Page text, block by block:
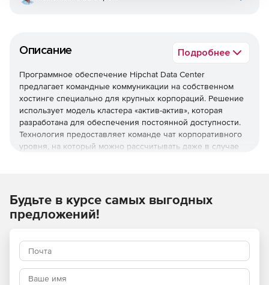
Описание Подробнее
Программное обеспечение Hipchat Data Center
предлагает командные коммуникации на собственном
хостинге специально для крупных корпораций. Решение
использует модель кластера «актив-актив», которая
разработана для обеспечения постоянной доступности.
Технология предоставляет команде чат корпоративного
уровня, на который можно рассчитывать даже в случае
Hipchat Data Center предоставляет высокую доступность,
масштабирование и контроль.
Кластер «актив-актив»
Объединение в кластер несколько активных серверов,
чтобы гарантировать бесперебойную коммуникацию в
случае непредвиденных сбоев.
Будьте в курсе самых выгодных
предложений!